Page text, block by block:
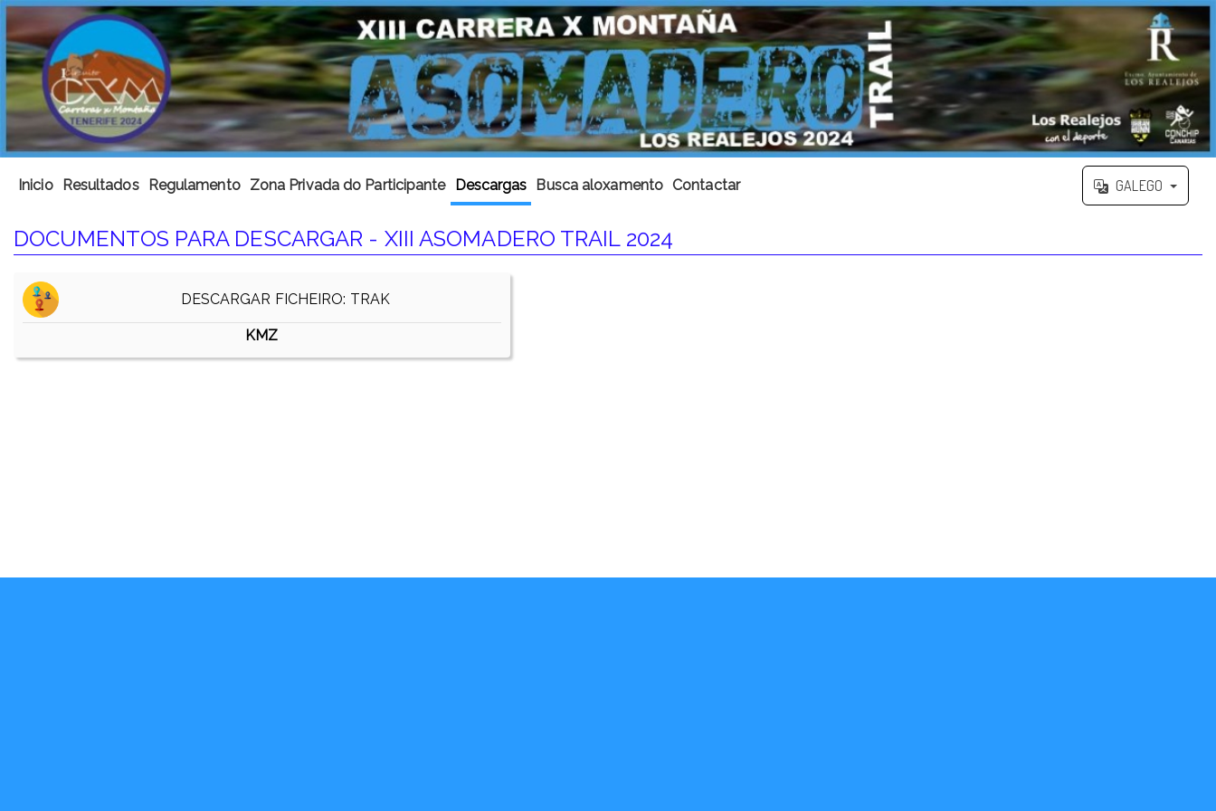
Inicio Resultados Regulamento Zona Privada do Participante Descargas Busca aloxamento Contactar GALEGO
DOCUMENTOS PARA DESCARGAR - XIII ASOMADERO TRAIL 2024
DESCARGAR FICHEIRO: TRAK
KMZ